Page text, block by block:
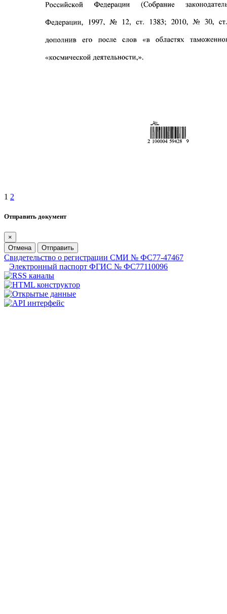
1 2
Отправить документ
×
Отмена
Отправить
Свидетельство о регистрации СМИ № ФС77-47467
Электронный паспорт ФГИС № ФС77110096